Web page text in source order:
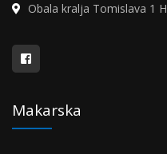
Obala kralja Tomislava 1
Makarska